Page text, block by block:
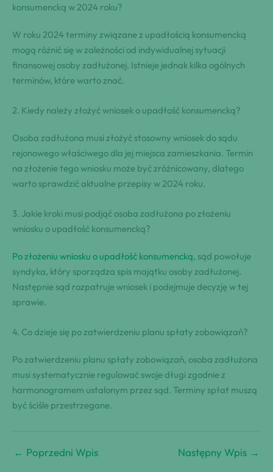
konsumencką w 2024 roku?
W roku 2024 terminy związane z upadłością konsumencką
mogą różnić się w zależności od indywidualnej sytuacji
finansowej osoby zadłużonej. Istnieje jednak kilka ogólnych
terminów, które warto znać.
2. Kiedy należy złożyć wniosek o upadłość konsumencką?
Osoba zadłużona musi złożyć stosowny wniosek do sądu
rejonowego właściwego dla jej miejsca zamieszkania. Termin
na złożenie tego wniosku może być zróżnicowany, dlatego
warto sprawdzić aktualne przepisy w 2024 roku.
3. Jakie kroki musi podjąć osoba zadłużona po złożeniu
wniosku o upadłość konsumencką?
Po złożeniu wniosku o upadłość konsumencką, sąd powołuje
syndyka, który sporządza spis majątku osoby zadłużonej.
Następnie sąd rozpatruje wniosek i podejmuje decyzję w tej
sprawie.
4. Co dzieje się po zatwierdzeniu planu spłaty zobowiązań?
Po zatwierdzeniu planu spłaty zobowiązań, osoba zadłużona
musi systematycznie regulować swoje długi zgodnie z
harmonogramem ustalonym przez sąd. Terminy spłat muszą
być ściśle przestrzegane.
← Poprzedni Wpis Następny Wpis →